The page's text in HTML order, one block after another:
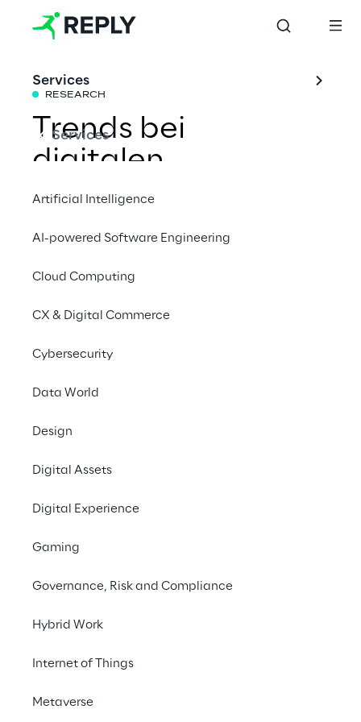
Services
Services
Artificial Intelligence
AI-powered Software Engineering
Cloud Computing
CX & Digital Commerce
Cybersecurity
Data World
Design
Digital Assets
Digital Experience
Gaming
Governance, Risk and Compliance
Hybrid Work
Internet of Things
Metaverse
RESEARCH
Trends bei
digitalen
Vermögenswerten
Plattform haben wir einen Überblick über
digitalen Vermögenswerten erstellt,
Fachartikeln, Massenmedien, Patenten und
#Digital tokens
#Non-fungible tokens
Digitale
Vermögenswerte: ein
Kryptowährungen in den Zeitungen